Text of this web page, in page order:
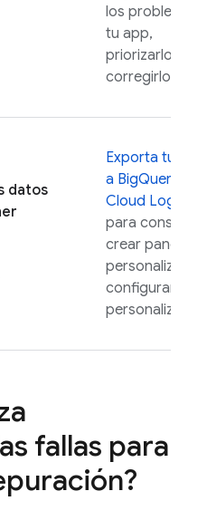
los problemas
tu app,
priorizarlos y
corregirlos.
datos
Exporta tus
a BigQuery
Cloud Logging
para
crear paneles
configurar
fallas para